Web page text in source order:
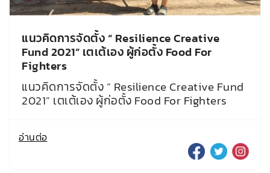
แนวคิดการจัดตั้ง “ Resilience Creative
Fund 2021” เตเต้เอง ผู้ก่อตั้ง Food For
Fighters
แนวคิดการจัดตั้ง “ Resilience Creative Fund
2021” เตเต้เอง ผู้ก่อตั้ง Food For Fighters
อ่านต่อ